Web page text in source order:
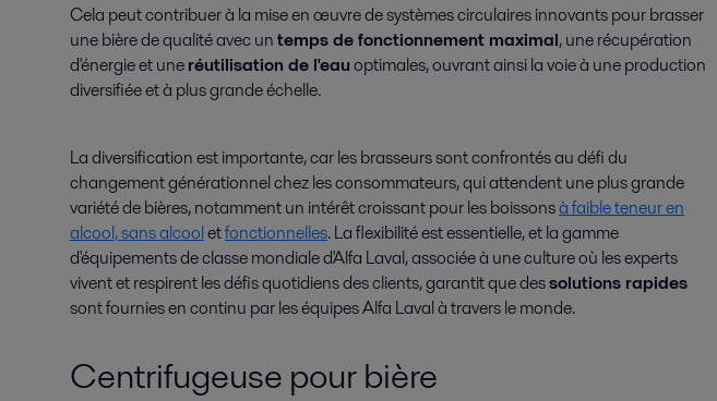
Cela peut contribuer à la mise en œuvre de systèmes circulaires innovants pour brasser
une bière de qualité avec untemps de fonctionnement maximal, une récupération
d'énergie et uneréutilisation de l'eauoptimales, ouvrant ainsi la voie à une production
diversifiée et à plus grande échelle.
La diversification est importante, car les brasseurs sont confrontés au défi du
changement générationnel chez les consommateurs, qui attendent une plus grande
variété de bières, notamment un intérêt croissant pour les boissonsà faible teneur en
alcool, sans alcooletfonctionnelles. La flexibilité est essentielle, et la gamme
d'équipements de classe mondiale d'Alfa Laval, associée à une culture où les experts
vivent et respirent les défis quotidiens des clients, garantit que dessolutions rapides
sont fournies en continu par les équipes Alfa Laval à travers le monde.
Centrifugeuse pour bière